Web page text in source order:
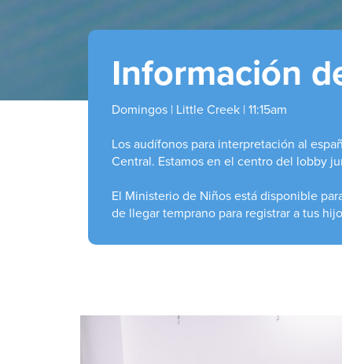
Información
Domingos | Little Creek | 11:15am
Los audífonos para interpretación al
Central. Estamos en el centro del lobby
El Ministerio de Niños está disponible
de llegar temprano para registrar a tus